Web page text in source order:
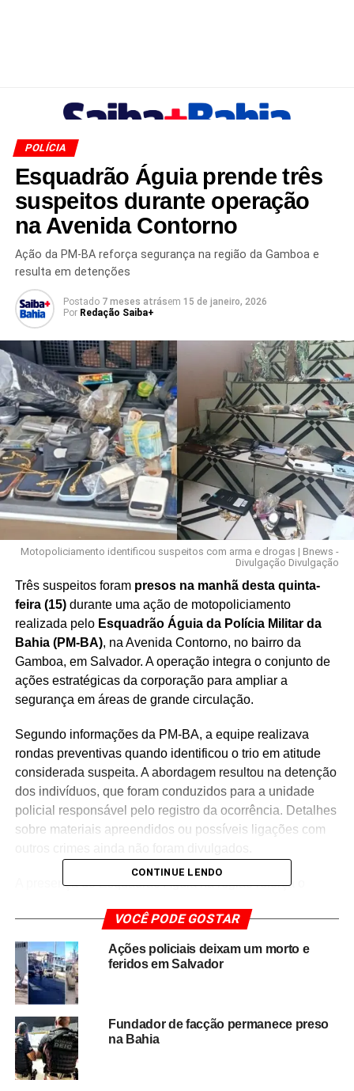
POLÍCIA
Esquadrão Águia prende três
suspeitos durante operação
na Avenida Contorno
Ação da PM-BA reforça segurança na região da Gamboa e
resulta em detenções
Postado 7 meses atrásem 15 de janeiro, 2026
Por Redação Saiba+
Motopoliciamento identificou suspeitos com arma e drogas | Bnews -
Divulgação Divulgação
Três suspeitos foram presos na manhã desta quinta-
feira (15)durante uma ação de motopoliciamento
realizada pelo Esquadrão Águia da Polícia Militar da
Bahia (PM-BA), na Avenida Contorno, no bairro da
Gamboa, em Salvador. A operação integra o conjunto de
ações estratégicas da corporação para ampliar a
segurança em áreas de grande circulação.
Segundo informações da PM-BA, a equipe realizava
rondas preventivas quando identificou o trio em atitude
considerada suspeita. A abordagem resultou na detenção
dos indivíduos, que foram conduzidos para a unidade
policial responsável pelo registro da ocorrência. Detalhes
sobre materiais apreendidos ou possíveis ligações com
A presença do Esquadrão Águia na região reforça o
ostensivo e a rápida resposta a situações que possam
representar risco à população. A Avenida Contorno, por
ser uma via de acesso estratégico e com fluxo intenso,
recebe atenção especial das forças de segurança.
pontos da capital baiana, com foco na prevenção e na
redução de ocorrências criminais.
CONTINUE LENDO
VOCÊ PODE GOSTAR
Ações policiais deixam um morto e
feridos em Salvador
Fundador de facção permanece preso
na Bahia